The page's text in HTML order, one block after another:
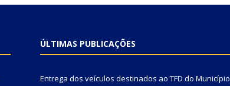
ÚLTIMAS PUBLICAÇÕES
Entrega dos veículos destinados ao TFD do Município